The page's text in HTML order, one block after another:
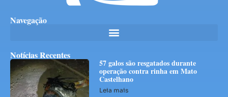
Navegação
Notícias Recentes
57 galos são resgatados durante
operação contra rinha em Mato
Castelhano
Leia mais